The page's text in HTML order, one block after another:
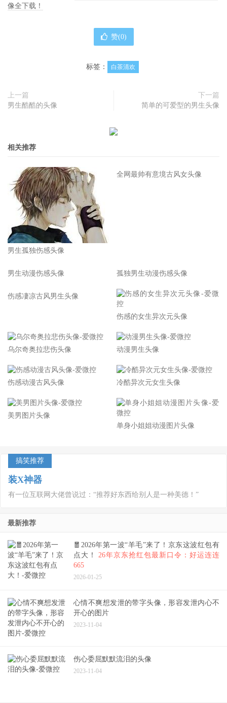
像全下载！
赞(0)
标签： 白茶清欢
上一篇
男生酷酷的头像
下一篇
简单的可爱型的男生头像
相关推荐
男生孤独伤感头像
男生动漫伤感头像
孤独男生动漫伤感头像
伤感凄凉古风男生头像 伤感的女生异次元头像
乌尔奇奥拉悲伤头像 动漫男生头像
有一位互联网大佬曾说过：“推荐好东西给别人是一种美德！”
最新推荐
🧧2026年第一波“羊毛”来了！京东这波红包有
点大！26年京东抢红包最新口令：好运连连
665
心情不爽想发泄的带字头像，形容发泄内心不
开心的图片